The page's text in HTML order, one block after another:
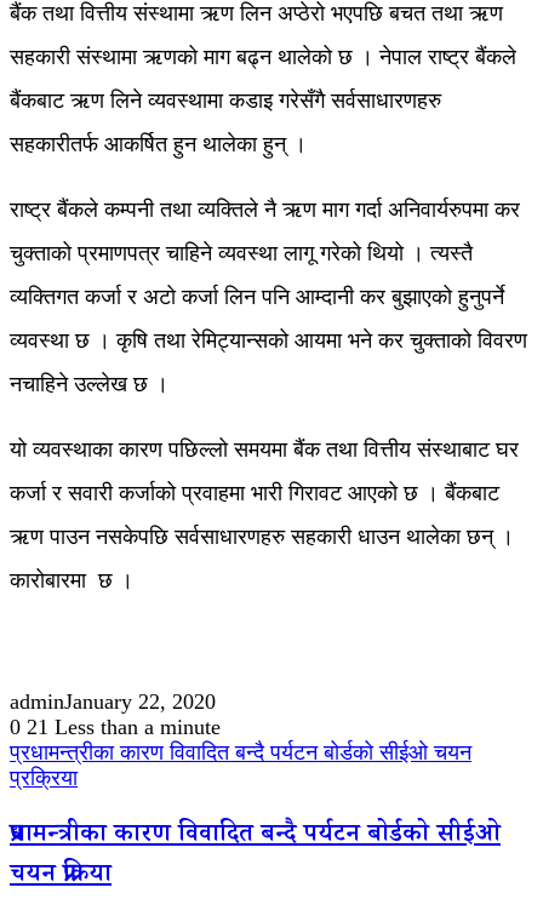
बैंक तथा वित्तीय संस्थामा ऋण लिन अप्ठेरो भएपछि बचत तथा ऋण
सहकारी संस्थामा ऋणको माग बढ्न थालेको छ । नेपाल राष्ट्र बैंकले
बैंकबाट ऋण लिने व्यवस्थामा कडाइ गरेसँगै सर्वसाधारणहरु
सहकारीतर्फ आकर्षित हुन थालेका हुन् ।
राष्ट्र बैंकले कम्पनी तथा व्यक्तिले नै ऋण माग गर्दा अनिवार्यरुपमा कर
चुक्ताको प्रमाणपत्र चाहिने व्यवस्था लागू गरेको थियो । त्यस्तै
व्यक्तिगत कर्जा र अटो कर्जा लिन पनि आम्दानी कर बुझाएको हुनुपर्ने
व्यवस्था छ । कृषि तथा रेमिट्यान्सको आयमा भने कर चुक्ताको विवरण
नचाहिने उल्लेख छ ।
यो व्यवस्थाका कारण पछिल्लो समयमा बैंक तथा वित्तीय संस्थाबाट घर
कर्जा र सवारी कर्जाको प्रवाहमा भारी गिरावट आएको छ । बैंकबाट
ऋण पाउन नसकेपछि सर्वसाधारणहरु सहकारी धाउन थालेका छन् ।
कारोबारमा छ ।
adminJanuary 22, 2020
0 21 Less than a minute
प्रधामन्त्रीका कारण विवादित बन्दै पर्यटन बोर्डको सीईओ चयन
प्रक्रिया
प्रधामन्त्रीका कारण विवादित बन्दै पर्यटन बोर्डको सीईओ
चयन प्रक्रिया